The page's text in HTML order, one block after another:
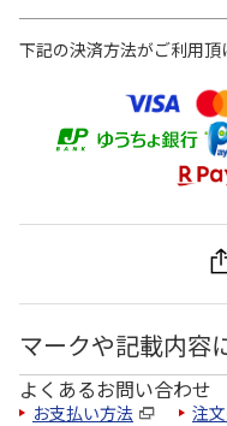
下記の決済方法がご利用頂
マークや記載内容
よくあるお問い合わせ
お支払い方法 注